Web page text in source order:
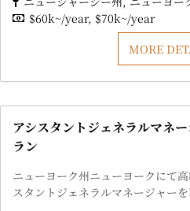
$60k~/year $70k~/year
MORE
アシスタントジェネラルマネ
ラン
ニューヨーク州ニューヨークにて
スタントジェネラルマネージャーを